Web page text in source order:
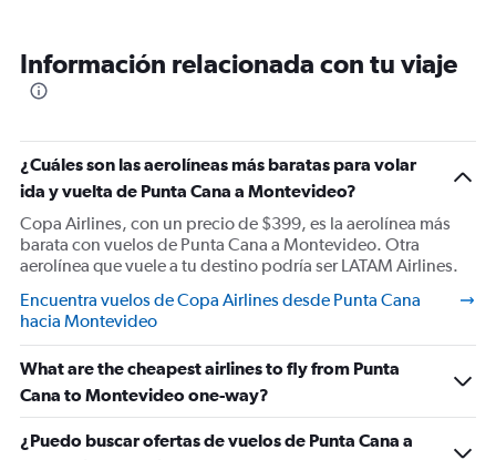
Información relacionada con tu viaje
¿Cuáles son las aerolíneas más baratas para volar
ida y vuelta de Punta Cana a Montevideo?
Copa Airlines, con un precio de $399, es la aerolínea más
barata con vuelos de Punta Cana a Montevideo. Otra
aerolínea que vuele a tu destino podría ser LATAM Airlines.
Encuentra vuelos de Copa Airlines desde Punta Cana
hacia Montevideo
What are the cheapest airlines to fly from Punta
Cana to Montevideo one-way?
¿Puedo buscar ofertas de vuelos de Punta Cana a